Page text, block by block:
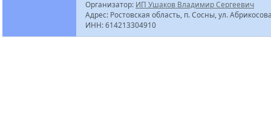
Организатор: ИП Ушаков Владимир Сергеевич
Адрес: Ростовская область, п. Сосны, ул.
ИНН: 614213304910